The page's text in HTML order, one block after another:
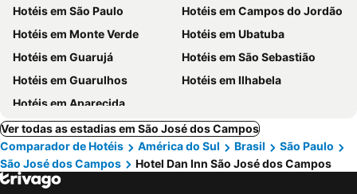
Hotéis em São Paulo
Hotéis em Campos do Jordão
Hotéis em Monte Verde
Hotéis em Ubatuba
Hotéis em Guarujá
Hotéis em São Sebastião
Hotéis em Guarulhos
Hotéis em Ilhabela
Hotéis em Aparecida
Ver todas as estadias em São José dos Campos
Comparador de Hotéis
América do Sul Brasil
São Paulo
São José dos Campos
Hotel Dan Inn São José dos Campos